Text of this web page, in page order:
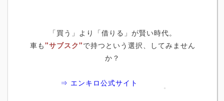
「買う」より「借りる」が賢い時代。
車も"サブスク"で持つという選択、してみません
か？
⇒ エンキロ公式サイト